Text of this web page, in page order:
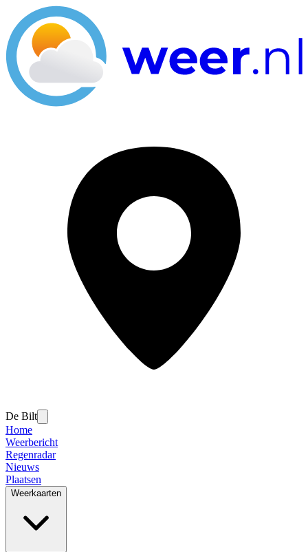
De Bilt
Home
Weerbericht
Regenradar
Nieuws
Plaatsen
Weerkaarten